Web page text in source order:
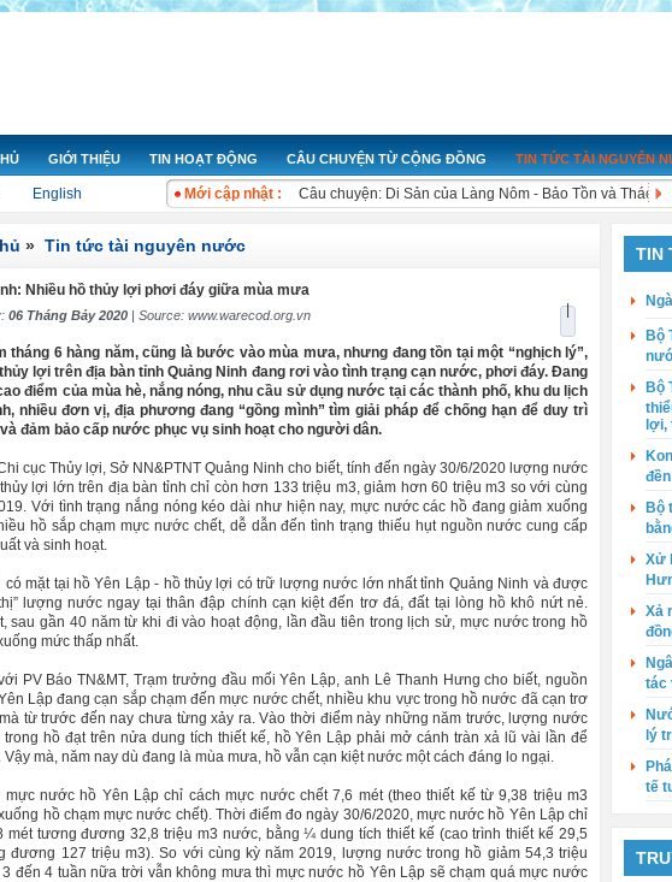
GIỚI THIỆU TIN HOẠT ĐỘNG CÂU CHUYỆN TỪ CỘNG ĐỒNG TIN TỨC TÀI NGUYÊN
English Mới cập nhật :
Nỗ lực hoạt động nâng cao giá trị sản xuất và bảo vệ
Câu chuyện: Di Sản của Làng Nôm - Bảo Tồn và Thách
Cuộc thi ảnh “Ô nhiễm trắng và những tác động đến hệ
Bộ Tài nguyên và Môi trường: Công bố Báo cáo tài
Bộ Tài nguyên và Môi trường: Công bố giá trị dòng
Kon Tum chỉ rõ sai phạm của các thuỷ điện trong vụ chây
Bộ trưởng Kế hoạch và đầu tư: Thông điệp '4 mới' cho
Xử lý ngay các đối tượng gây ô nhiễm hệ thống thủy lợi
Xả nước thải gây ô nhiễm, doanh nghiệp bị phạt hơn
» Tin tức tài nguyên nước
Nhiều hồ thủy lợi phơi đáy giữa mùa mưa
06 Tháng Bảy 2020 | Source: www.warecod.org.vn |
tháng 6 hàng năm, cũng là bước vào mùa mưa, nhưng đang tồn tại một “nghịch lý”,
lợi trên địa bàn tỉnh Quảng Ninh đang rơi vào tình trạng cạn nước, phơi đáy. Đang
điểm của mùa hè, nắng nóng, nhu cầu sử dụng nước tại các thành phố, khu du lịch
nhiều đơn vị, địa phương đang “gồng mình” tìm giải pháp để chống hạn để duy trì
đảm bảo cấp nước phục vụ sinh hoạt cho người dân.
cục Thủy lợi, Sở NN&PTNT Quảng Ninh cho biết, tính đến ngày 30/6/2020 lượng nước
lợi lớn trên địa bàn tỉnh chỉ còn hơn 133 triệu m3, giảm hơn 60 triệu m3 so với cùng
Với tình trạng nắng nóng kéo dài như hiện nay, mực nước các hồ đang giảm xuống
hồ sắp chạm mực nước chết, dễ dẫn đến tình trạng thiếu hụt nguồn nước cung cấp
và sinh hoạt.
có mặt tại hồ Yên Lập - hồ thủy lợi có trữ lượng nước lớn nhất tỉnh Quảng Ninh và được
lượng nước ngay tại thân đập chính cạn kiệt đến trơ đá, đất tại lòng hồ khô nứt nẻ.
sau gần 40 năm từ khi đi vào hoạt động, lần đầu tiên trong lịch sử, mực nước trong hồ
mức thấp nhất.
PV Báo TN&MT, Trạm trưởng đầu mối Yên Lập, anh Lê Thanh Hưng cho biết, nguồn
Lập đang cạn sắp chạm đến mực nước chết, nhiều khu vực trong hồ nước đã cạn trơ
từ trước đến nay chưa từng xảy ra. Vào thời điểm này những năm trước, lượng nước
hồ đạt trên nửa dung tích thiết kế, hồ Yên Lập phải mở cánh tràn xả lũ vài lần để
Vậy mà, năm nay dù đang là mùa mưa, hồ vẫn cạn kiệt nước một cách đáng lo ngại.
mực nước hồ Yên Lập chỉ cách mực nước chết 7,6 mét (theo thiết kế từ 9,38 triệu m3
hồ chạm mực nước chết). Thời điểm đo ngày 30/6/2020, mực nước hồ Yên Lập chỉ
mét tương đương 32,8 triệu m3 nước, bằng ¼ dung tích thiết kế (cao trình thiết kế 29,5
đương 127 triệu m3). So với cùng kỳ năm 2019, lượng nước trong hồ giảm 54,3 triệu
3 đến 4 tuần nữa trời vẫn không mưa thì mực nước hồ Yên Lập sẽ chạm quá mực nước
TIN
Bộ
Bộ
lợi,
Bộ
Xử
Xả
tác
lý
tế